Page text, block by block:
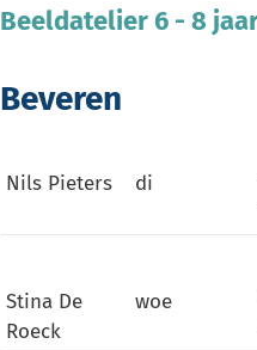
Beeldatelier 6 - 8
Beveren
Nils Pieters di
Stina De
Roeck
woe